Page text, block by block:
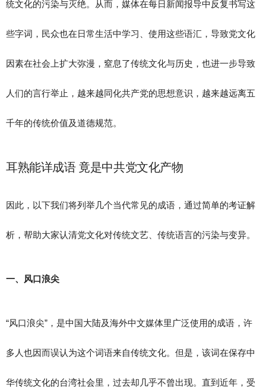
统文化的污染与灭绝。从而，媒体在每日新闻报导中反复书写这
些字词，民众也在日常生活中学习、使用这些语汇，导致党文化
因素在社会上扩大弥漫，窒息了传统文化与历史，也进一步导致
人们的言行举止，越来越同化共产党的思想意识，越来越远离五
千年的传统价值及道德规范。
耳熟能详成语 竟是中共党文化产物
因此，以下我们将列举几个当代常见的成语，通过简单的考证解
析，帮助大家认清党文化对传统文艺、传统语言的污染与变异。
一、风口浪尖
“风口浪尖”，是中国大陆及海外中文媒体里广泛使用的成语，许
多人也因而误认为这个词语来自传统文化。但是，该词在保存中
华传统文化的台湾社会里，过去却几乎不曾出现。直到近年，受